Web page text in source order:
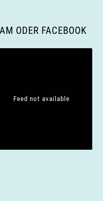
ODER FACEBOOK
Feed not available